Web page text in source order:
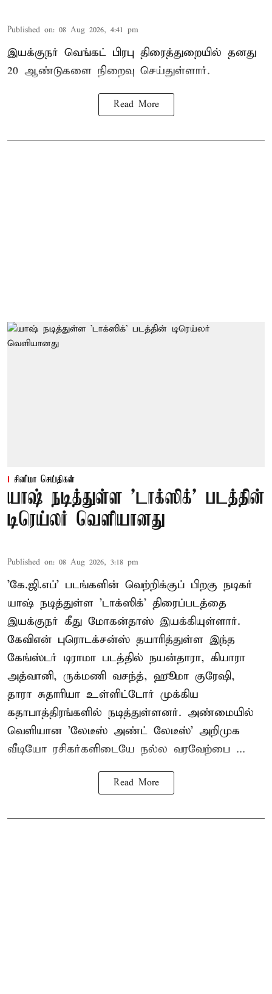
Published on: 08 Aug 2026, 4:41 pm
இயக்குநர் வெங்கட் பிரபு திரைத்துறையில் தனது
20 ஆண்டுகளை நிறைவு செய்துள்ளார்.
Read More
சினிமா செய்திகள்
யாஷ் நடித்துள்ள 'டாக்‌ஸிக்' படத்தின்
டிரெய்லர் வெளியானது
Published on: 08 Aug 2026, 3:18 pm
'கே.ஜி.எப்' படங்களின் வெற்றிக்குப் பிறகு நடிகர்
யாஷ் நடித்துள்ள 'டாக்ஸிக்' திரைப்படத்தை
இயக்குநர் கீது மோகன்தாஸ் இயக்கியுள்ளார்.
கேவிஎன் புரொடக்சன்ஸ் தயாரித்துள்ள இந்த
கேங்ஸ்டர் டிராமா படத்தில் நயன்தாரா, கியாரா
அத்வானி, ருக்மணி வசந்த், ஹூமா குரேஷி,
தாரா சுதாரியா உள்ளிட்டோர் முக்கிய
கதாபாத்திரங்களில் நடித்துள்ளனர். அண்மையில்
வெளியான 'லேடீஸ் அண்ட் லேடீஸ்' அறிமுக
வீடியோ ரசிகர்களிடையே நல்ல வரவேற்பை ...
Read More